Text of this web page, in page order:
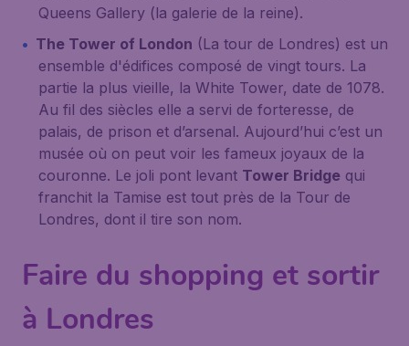
Queens Gallery (la galerie de la reine).
The Tower of London (La tour de Londres) est un
ensemble d'édifices composé de vingt tours. La
partie la plus vieille, la White Tower, date de 1078.
Au fil des siècles elle a servi de forteresse, de
palais, de prison et d’arsenal. Aujourd’hui c’est un
musée où on peut voir les fameux joyaux de la
couronne. Le joli pont levant Tower Bridge qui
franchit la Tamise est tout près de la Tour de
Londres, dont il tire son nom.
Faire du shopping et sortir
à Londres